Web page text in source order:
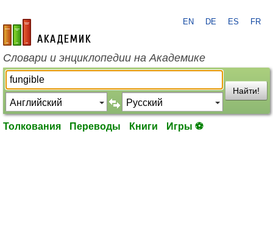
academic.ru
EN DE ES FR
Словари и энциклопедии на Академике
Найти!
Толкования Переводы Книги Игры ⚽